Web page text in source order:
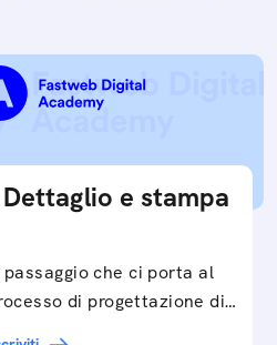
e stampa
che ci porta al
di progettazione di